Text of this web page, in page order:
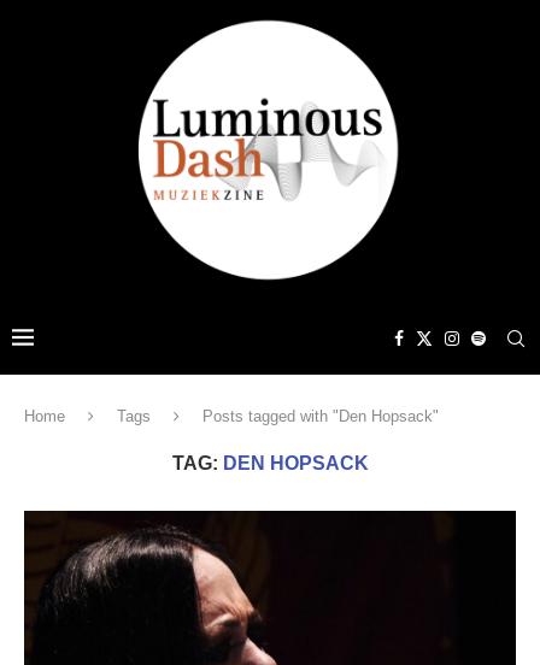
Home Tags Posts tagged with "Den Hopsack"
TAG: DEN HOPSACK